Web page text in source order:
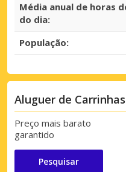
Média anual de horas
do dia:
População:
Aluguer de Carrinhas
Preço mais barato
garantido
Pesquisar